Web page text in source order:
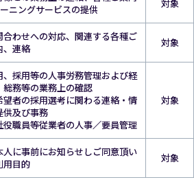
ニングサービスの提供
対象
合わせへの対応、関連する各種ご
、連絡
対象
、採用等の人事労務管理および経
総務等の業務上の確認
望者の採用選考に関わる連絡・情
供及び事務
役職員等従業者の人事／要員管理
対象
人に事前にお知らせしご同意頂い
用目的
対象